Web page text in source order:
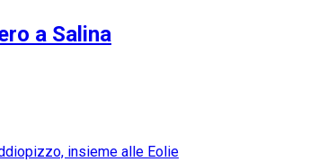
a Salina